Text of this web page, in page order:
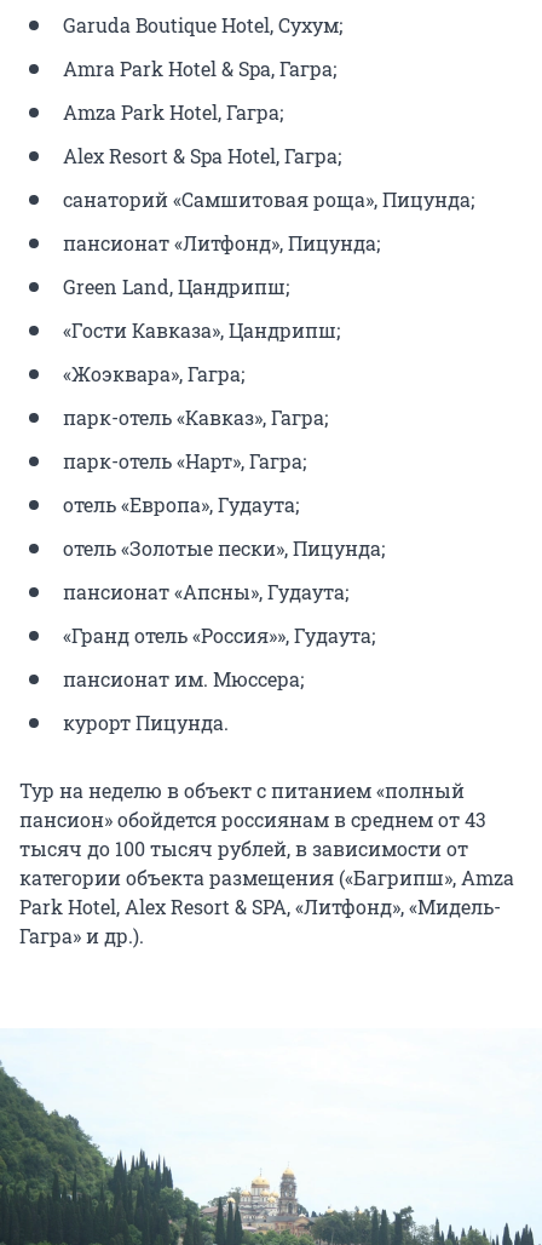
Garuda Boutique Hotel, Сухум;
Amra Park Hotel & Spa, Гагра;
Amza Park Hotel, Гагра;
Alex Resort & Spa Hotel, Гагра;
санаторий «Самшитовая роща», Пицунда;
пансионат «Литфонд», Пицунда;
Green Land, Цандрипш;
«Гости Кавказа», Цандрипш;
«Жоэквара», Гагра;
парк-отель «Кавказ», Гагра;
парк-отель «Нарт», Гагра;
отель «Европа», Гудаута;
отель «Золотые пески», Пицунда;
пансионат «Апсны», Гудаута;
«Гранд отель «Россия»», Гудаута;
пансионат им. Мюссера;
курорт Пицунда.
Тур на неделю в объект с питанием «полный
пансион» обойдется россиянам в среднем от 43
тысяч до 100 тысяч рублей, в зависимости от
категории объекта размещения («Багрипш», Amza
Park Hotel, Alex Resort & SPA, «Литфонд», «Мидель-
Гагра» и др.).